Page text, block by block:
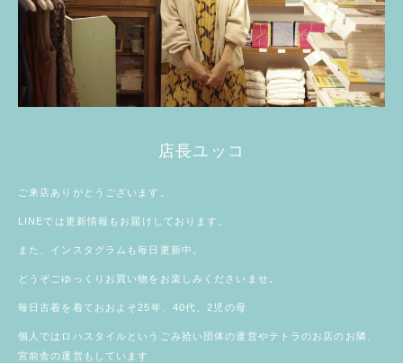
店長ユッコ
ご来店ありがとうございます。
LINEでは更新情報もお届けしております。
また、 インスタグラム も毎日更新中。
どうぞごゆっくりお買い物をお楽しみくださいませ。
毎日古着を着ておおよそ25年、40代、2児の母
個人では ロハスタイル というごみ拾い団体の運営やテトラのお店のお隣、
宮前舎の運営もしています